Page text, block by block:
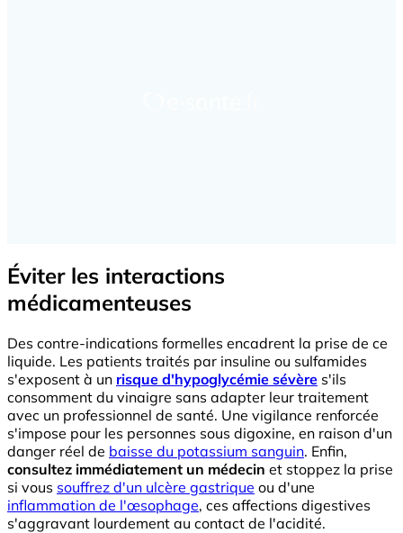
Éviter les interactions
médicamenteuses
Des contre-indications formelles encadrent la prise de ce
liquide. Les patients traités par insuline ou sulfamides
s'exposent à un risque d'hypoglycémie sévère s'ils
consomment du vinaigre sans adapter leur traitement
avec un professionnel de santé. Une vigilance renforcée
s'impose pour les personnes sous digoxine, en raison d'un
danger réel de baisse du potassium sanguin. Enfin,
consultez immédiatement un médecin et stoppez la prise
si vous souffrez d'un ulcère gastrique ou d'une
inflammation de l'œsophage, ces affections digestives
s'aggravant lourdement au contact de l'acidité.